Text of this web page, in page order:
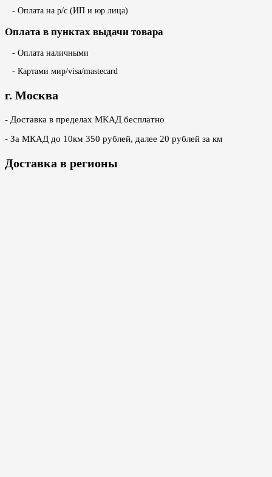
- Оплата на р/с (ИП и юр.лица)
Оплата в пунктах выдачи товара
- Оплата наличными
- Картами мир/visa/mastecard
г. Москва
- Доставка в пределах МКАД бесплатно
- За МКАД до 10км 350 рублей, далее 20 рублей за км
Доставка в регионы